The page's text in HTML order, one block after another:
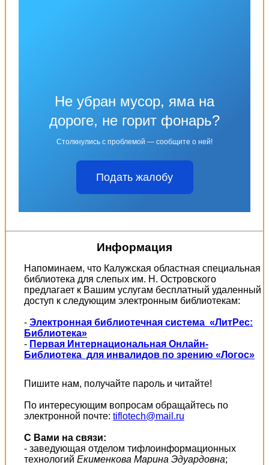
Не убран мусор, яма на
дороге, не горит фонарь?
Столкнулись с проблемой — сообщите о ней!
Подать жалобу
Информация
Напоминаем, что Калужская областная специальная
библиотека для слепых им. Н. Островского
предлагает к Вашим услугам бесплатный удаленный
доступ к следующим электронным библиотекам:
- Электронная библиотечная система «ЛитРес:
Библиотека»
- Первая Интернациональная Онлайн-
Библиотека для инвалидов по зрению «Логос»
Пишите нам, получайте пароль и читайте!
По интересующим вопросам обращайтесь по
электронной почте: tiflotech@mail.ru
С Вами на связи:
- заведующая отделом тифлоинформационных
технологий Екименкова Марина Эдуардовна;